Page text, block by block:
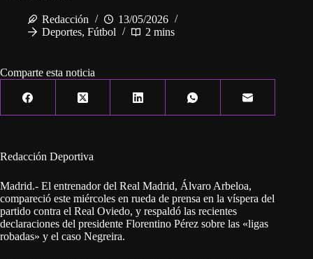
Redacción
13/05/2026
Deportes, Fútbol 2 mins
Comparte esta noticia
Redacción Deportiva
Madrid.- El entrenador del Real Madrid, Álvaro Arbeloa,
compareció este miércoles en rueda de prensa en la víspera del
partido contra el Real Oviedo, y respaldó las recientes
declaraciones del presidente Florentino Pérez sobre las «ligas
robadas» y el caso Negreira.